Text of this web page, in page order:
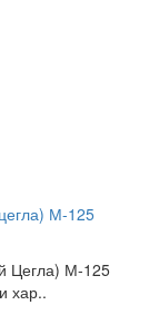
М-125
Цегла) М-125
хар..